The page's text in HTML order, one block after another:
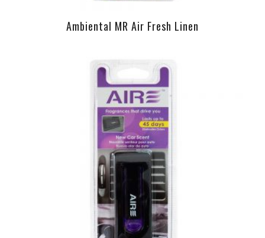
Ambiental MR Air Fresh Linen